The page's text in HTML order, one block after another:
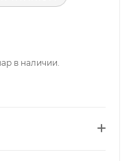
в наличии.